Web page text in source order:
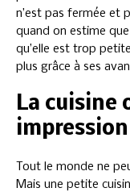
n’est pas fermée et
quand on estime
qu’elle est trop
plus grâce à ses
La cuisine
Tout le monde ne
Mais une petite